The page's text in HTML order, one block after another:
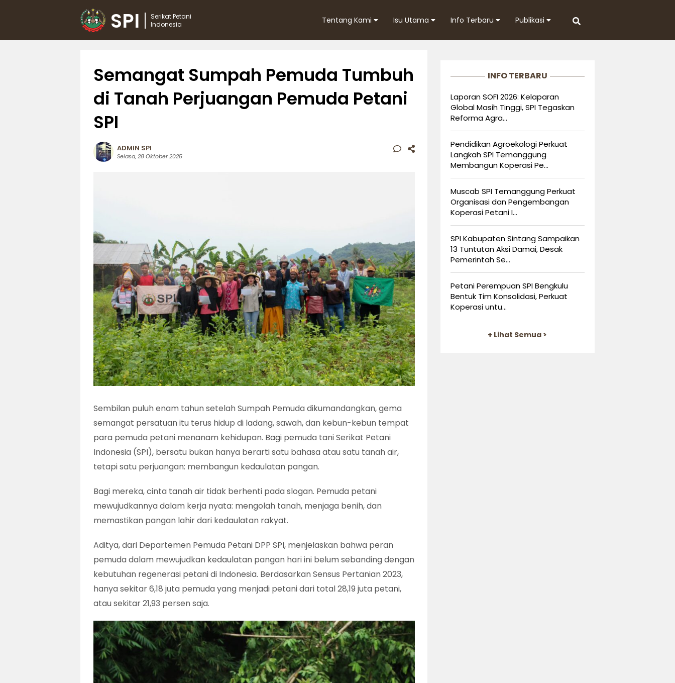
SPI
Serikat Petani
Indonesia
Tentang Kami Isu Utama Info Terbaru Publikasi
Semangat Sumpah Pemuda Tumbuh
di Tanah Perjuangan Pemuda Petani
SPI
ADMIN SPI
Selasa, 28 Oktober 2025
Sembilan puluh enam tahun setelah Sumpah Pemuda dikumandangkan, gema
semangat persatuan itu terus hidup di ladang, sawah, dan kebun-kebun tempat
para pemuda petani menanam kehidupan. Bagi pemuda tani Serikat Petani
Indonesia (SPI), bersatu bukan hanya berarti satu bahasa atau satu tanah air,
tetapi satu perjuangan: membangun kedaulatan pangan.
Bagi mereka, cinta tanah air tidak berhenti pada slogan. Pemuda petani
mewujudkannya dalam kerja nyata: mengolah tanah, menjaga benih, dan
memastikan pangan lahir dari kedaulatan rakyat.
Aditya, dari Departemen Pemuda Petani DPP SPI, menjelaskan bahwa peran
pemuda dalam mewujudkan kedaulatan pangan hari ini belum sebanding dengan
kebutuhan regenerasi petani di Indonesia. Berdasarkan Sensus Pertanian 2023,
hanya sekitar 6,18 juta pemuda yang menjadi petani dari total 28,19 juta petani,
atau sekitar 21,93 persen saja.
INFO TERBARU
Laporan SOFI 2026: Kelaparan
Global Masih Tinggi, SPI Tegaskan
Reforma Agra...
Pendidikan Agroekologi Perkuat
Langkah SPI Temanggung
Membangun Koperasi Pe...
Muscab SPI Temanggung Perkuat
Organisasi dan Pengembangan
Koperasi Petani I...
SPI Kabupaten Sintang Sampaikan
13 Tuntutan Aksi Damai, Desak
Pemerintah Se...
Petani Perempuan SPI Bengkulu
Bentuk Tim Konsolidasi, Perkuat
Koperasi untu...
+ Lihat Semua >